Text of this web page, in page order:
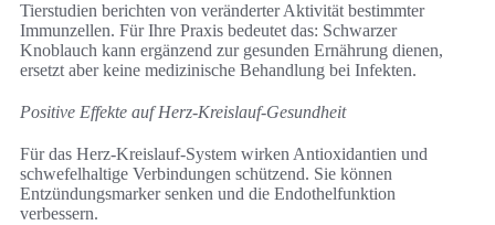
Tierstudien berichten von veränderter Aktivität bestimmter
Immunzellen. Für Ihre Praxis bedeutet das: Schwarzer
Knoblauch kann ergänzend zur gesunden Ernährung dienen,
ersetzt aber keine medizinische Behandlung bei Infekten.
Positive Effekte auf Herz-Kreislauf-Gesundheit
Für das Herz-Kreislauf-System wirken Antioxidantien und
schwefelhaltige Verbindungen schützend. Sie können
Entzündungsmarker senken und die Endothelfunktion
verbessern.